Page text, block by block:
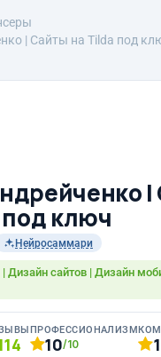
| Сайты на Tilda под
ключ
Нейросаммари
Дизайн сайтов | Дизайн
ПРОФЕССИОНАЛИЗМ
10/10